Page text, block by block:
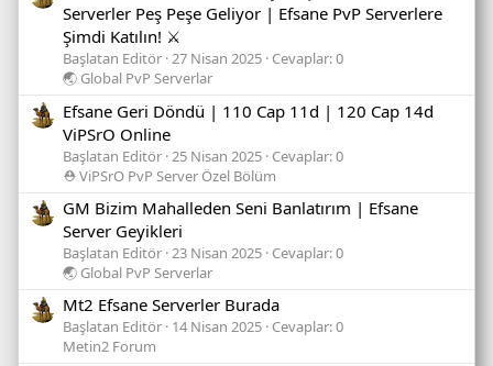
Serverler Peş Peşe Geliyor | Efsane PvP Serverlere
Şimdi Katılın! ⚔️
Başlatan Editör 27 Nisan 2025 Cevaplar: 0
🌏 Global PvP Serverlar
Efsane Geri Döndü | 110 Cap 11d | 120 Cap 14d
ViPSrO Online
Başlatan Editör 25 Nisan 2025 Cevaplar: 0
⛑️ ViPSrO PvP Server Özel Bölüm
GM Bizim Mahalleden Seni Banlatırım | Efsane
Server Geyikleri
Başlatan Editör 23 Nisan 2025 Cevaplar: 0
🌏 Global PvP Serverlar
Mt2 Efsane Serverler Burada
Başlatan Editör 14 Nisan 2025 Cevaplar: 0
Metin2 Forum